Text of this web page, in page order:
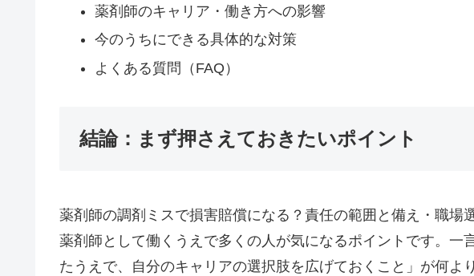
薬剤師のキャリア・働き方への影響
今のうちにできる具体的な対策
よくある質問（FAQ）
結論：まず押さえておきたいポイント
薬剤師の調剤ミスで損害賠償になる？責任の範囲と備え・職場
薬剤師として働くうえで多くの人が気になるポイントです。一
たうえで、自分のキャリアの選択肢を広げておくこと」が何よ